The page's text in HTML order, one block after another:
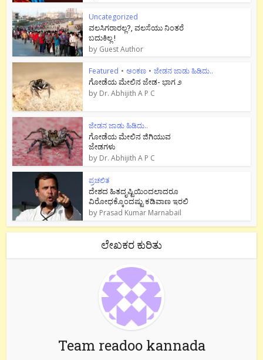
Uncategorized
ವಲಸಿಗರಾರಲ್ಲ?, ವಲಸೆಯು ನಿಂತರೆ
ಬದುಕಿಲ್ಲ !
by Guest Author
Featured • ಅಂಕಣ • ಜೇಡನ ಜಾಡು ಹಿಡಿದು..
ಗೋಡೆಯ ಮೇಲಿನ ಜೇಡ- ಭಾಗ ೨
by Dr. Abhijith A P C
ಜೇಡನ ಜಾಡು ಹಿಡಿದು..
ಗೋಡೆಯ ಮೇಲಿನ ಜಿಗಿಯುವ
ಜೇಡಗಳು
by Dr. Abhijith A P C
ಪ್ರಚಲಿತ
ದೇಶದ ಹಿತದೃಷ್ಟಿಯಿಂದಲಾದರೂ
ವಿರೋಧಕ್ಕೊಂದಷ್ಟು ಕಡಿವಾಣ ಇರಲಿ
by Prasad Kumar Marnabail
ಲೇಖಕರ ಕುರಿತು
Team readoo kannada